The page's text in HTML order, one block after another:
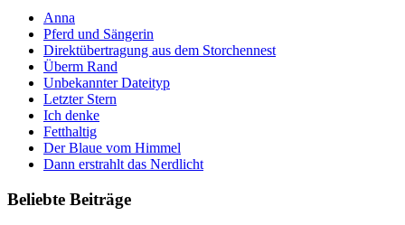
Anna
Pferd und Sängerin
Direktübertragung aus dem Storchennest
Überm Rand
Unbekannter Dateityp
Letzter Stern
Ich denke
Fetthaltig
Der Blaue vom Himmel
Dann erstrahlt das Nerdlicht
Beliebte Beiträge